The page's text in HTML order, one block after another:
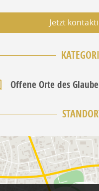
Jetzt
Offene Orte des